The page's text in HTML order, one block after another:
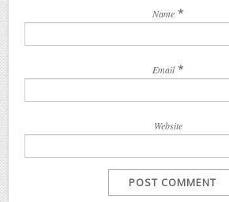
Name *
Email *
Website